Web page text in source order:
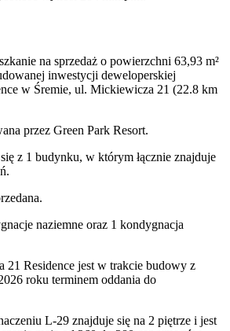
na sprzedaż o powierzchni 63,93 m²
inwestycji deweloperskiej
w Śremie, ul. Mickiewicza 21 (22.8 km
przez Green Park Resort.
z 1 budynku, w którym łącznie znajduje
naziemne oraz 1 kondygnacja
21 Residence jest w trakcie budowy z
roku terminem oddania do
L-29 znajduje się na 2 piętrze i jest